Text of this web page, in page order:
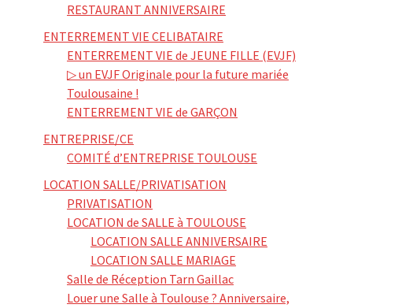
RESTAURANT ANNIVERSAIRE
ENTERREMENT VIE CELIBATAIRE
ENTERREMENT VIE de JEUNE FILLE (EVJF)
▷ un EVJF Originale pour la future mariée
Toulousaine !
ENTERREMENT VIE de GARÇON
ENTREPRISE/CE
COMITÉ d’ENTREPRISE TOULOUSE
LOCATION SALLE/PRIVATISATION
PRIVATISATION
LOCATION de SALLE à TOULOUSE
LOCATION SALLE ANNIVERSAIRE
LOCATION SALLE MARIAGE
Salle de Réception Tarn Gaillac
Louer une Salle à Toulouse ? Anniversaire,